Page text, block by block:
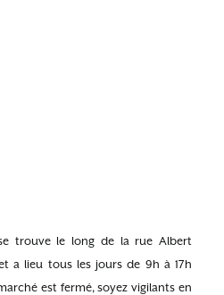
trouve le long de la rue Albert
a lieu tous les jours de 9h à 17h
est fermé, soyez vigilants en